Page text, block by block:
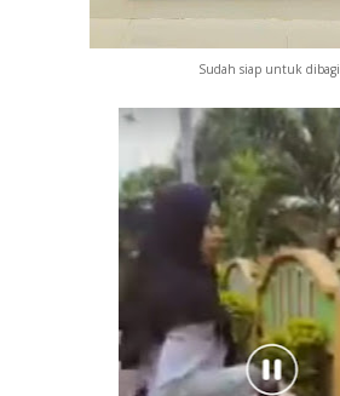
Sudah siap untuk dibagi